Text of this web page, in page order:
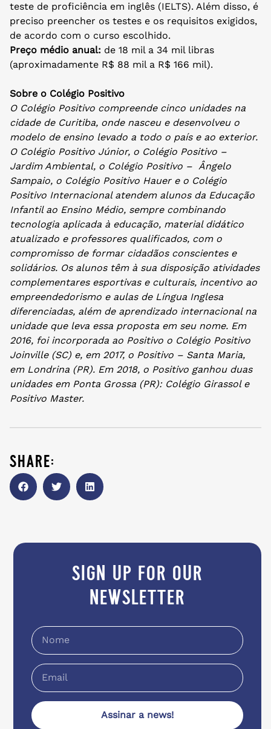
teste de proficiência em inglês (IELTS). Além disso, é
preciso preencher os testes e os requisitos exigidos,
de acordo com o curso escolhido.
Preço médio anual: de 18 mil a 34 mil libras
(aproximadamente R$ 88 mil a R$ 166 mil).
Sobre o Colégio Positivo
O Colégio Positivo compreende cinco unidades na
cidade de Curitiba, onde nasceu e desenvolveu o
modelo de ensino levado a todo o país e ao exterior.
O Colégio Positivo Júnior, o Colégio Positivo –
Jardim Ambiental, o Colégio Positivo – Ângelo
Sampaio, o Colégio Positivo Hauer e o Colégio
Positivo Internacional atendem alunos da Educação
Infantil ao Ensino Médio, sempre combinando
tecnologia aplicada à educação, material didático
atualizado e professores qualificados, com o
compromisso de formar cidadãos conscientes e
solidários. Os alunos têm à sua disposição atividades
complementares esportivas e culturais, incentivo ao
empreendedorismo e aulas de Língua Inglesa
diferenciadas, além de aprendizado internacional na
unidade que leva essa proposta em seu nome. Em
2016, foi incorporada ao Positivo o Colégio Positivo
Joinville (SC) e, em 2017, o Positivo – Santa Maria,
em Londrina (PR). Em 2018, o Positivo ganhou duas
unidades em Ponta Grossa (PR): Colégio Girassol e
Positivo Master.
share:
sign up for our
newsletter
Assinar a news!